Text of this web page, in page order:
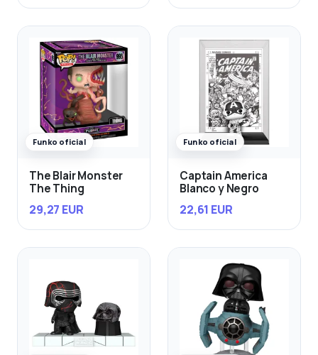
Funko oficial
The Blair Monster
The Thing
29,27 EUR
Funko oficial
Captain America
Blanco y Negro
22,61 EUR